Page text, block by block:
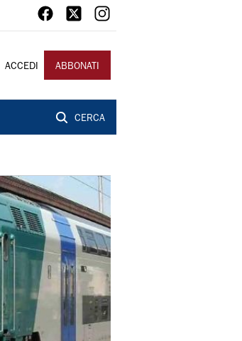
ACCEDI ABBONATI
CERCA